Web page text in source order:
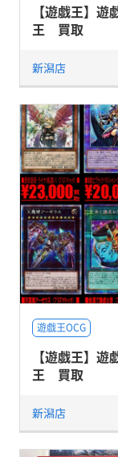
【遊戯王】
王 買取
新潟店
遊戯王OCG
【遊戯王】
王 買取
新潟店